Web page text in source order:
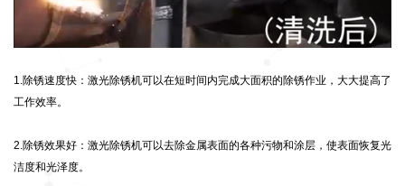
1.除锈速度快：激光除锈机可以在短时间内完成大面积的除锈作业，大大提高了
工作效率。
2.除锈效果好：激光除锈机可以去除金属表面的各种污物和涂层，使表面恢复光
洁度和光泽度。